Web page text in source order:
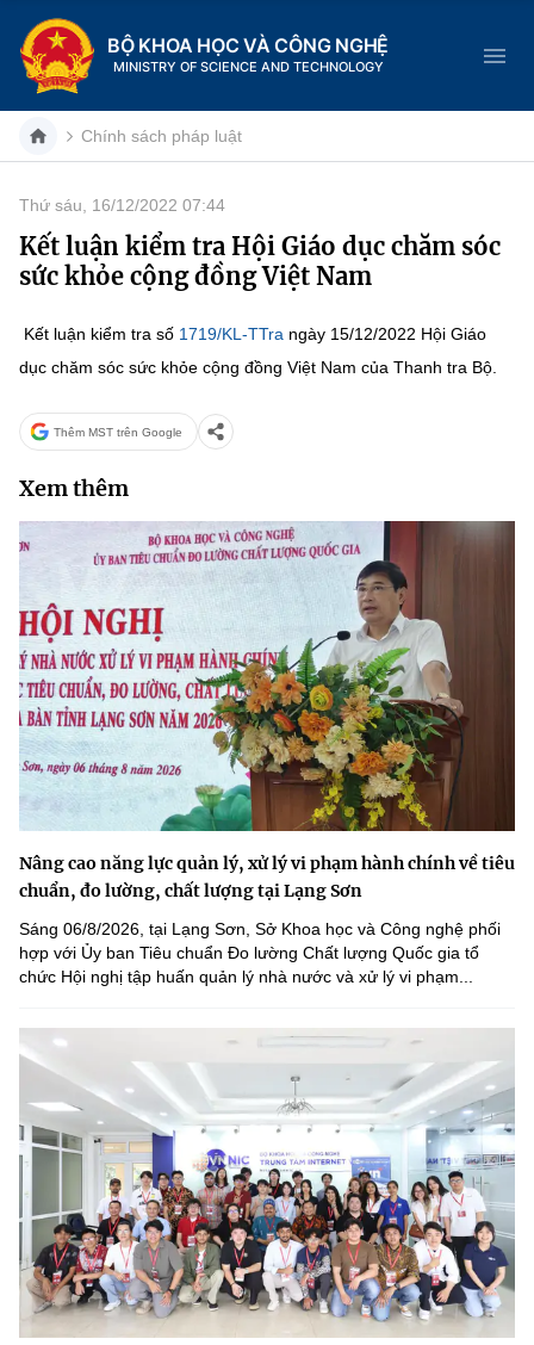
BỘ KHOA HỌC VÀ CÔNG NGHỆ
MINISTRY OF SCIENCE AND TECHNOLOGY
Danh mục
Trang chủ
Giới thiệu
Cơ cấu tổ chức
Sở Khoa học và Công nghệ
Khoa học và Công nghệ
Chuyển đổi số
Bưu chính, Viễn thông
Sở hữu trí tuệ
Tiêu chuẩn, đo lường, chất lượng
Năng lượng nguyên tử
Tin tổng hợp
Tin địa phương
Dịch vụ công
Văn bản QPPL
Văn bản chỉ đạo điều hành
Lấy ý kiến người dân về dự thảo VBQPPL
MST IOFFICE
THỐNG KÊ
Khoa học và Công nghệ
Đổi mới sáng tạo
Chuyển đổi số
Sở hữu trí tuệ
Tiêu chuẩn, đo lường, chất lượng
Multimedia
THƯ ĐIỆN TỬ
Khác
Infographic
Ảnh
Voice
Nhiệm vụ trọng tâm
Chọn ngôn ngữ
Vietnamese English
BỘ KHOA HỌC VÀ CÔNG NGHỆ
MINISTRY OF SCIENCE AND TECHNOLOGY
Điều khoản sử dụng Theo dõi MST: Góp ý
Chính sách pháp luật
Thứ sáu, 16/12/2022 07:44
Kết luận kiểm tra Hội Giáo dục chăm sóc
sức khỏe cộng đồng Việt Nam
Kết luận kiểm tra số 1719/KL-TTra ngày 15/12/2022 Hội Giáo
dục chăm sóc sức khỏe cộng đồng Việt Nam của Thanh tra Bộ.
Thêm MST trên Google
Xem thêm
Nâng cao năng lực quản lý, xử lý vi phạm hành chính về tiêu
chuẩn, đo lường, chất lượng tại Lạng Sơn
Sáng 06/8/2026, tại Lạng Sơn, Sở Khoa học và Công nghệ phối
hợp với Ủy ban Tiêu chuẩn Đo lường Chất lượng Quốc gia tổ
chức Hội nghị tập huấn quản lý nhà nước và xử lý vi phạm...